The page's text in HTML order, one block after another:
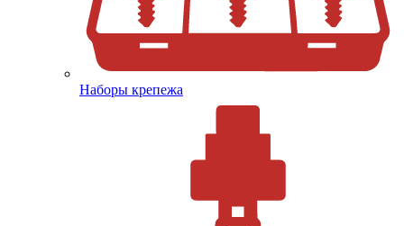
Наборы крепежа